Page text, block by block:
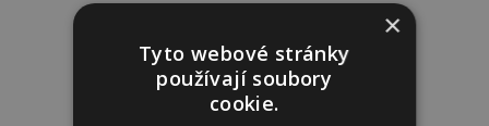
×
Tyto webové stránky
používají soubory
cookie.